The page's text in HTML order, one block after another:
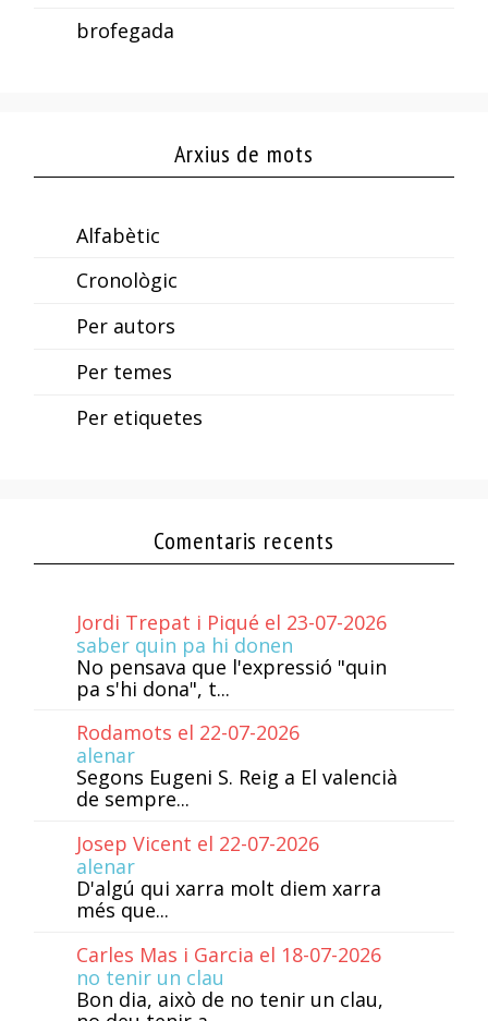
brofegada
Arxius de mots
Alfabètic
Cronològic
Per autors
Per temes
Per etiquetes
Comentaris recents
Jordi Trepat i Piqué el 23-07-2026
saber quin pa hi donen
No pensava que l'expressió "quin
pa s'hi dona", t...
Rodamots el 22-07-2026
alenar
Segons Eugeni S. Reig a El valencià
de sempre...
Josep Vicent el 22-07-2026
alenar
D'algú qui xarra molt diem xarra
més que...
Carles Mas i Garcia el 18-07-2026
no tenir un clau
Bon dia, això de no tenir un clau,